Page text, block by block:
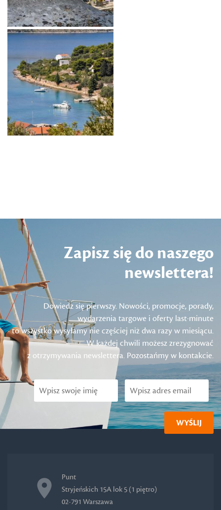
Zapisz się do naszego
newslettera!
Dowiedz się pierwszy. Nowości, promocje, porady,
wydarzenia targowe i oferty last-minute
- to wszystko wysyłamy nie częściej niż dwa razy w miesiącu.
W każdej chwili możesz zrezygnować
z otrzymywania newslettera. Pozostańmy w kontakcie.
Punt
Stryjeńskich 15A lok 5 (1 piętro)
02-791 Warszawa